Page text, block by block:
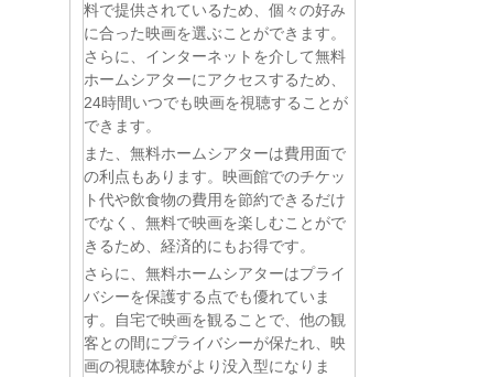
料で提供されているため、個々の好み
に合った映画を選ぶことができます。
さらに、インターネットを介して無料
ホームシアターにアクセスするため、
24時間いつでも映画を視聴することが
できます。
また、無料ホームシアターは費用面で
の利点もあります。映画館でのチケッ
ト代や飲食物の費用を節約できるだけ
でなく、無料で映画を楽しむことがで
きるため、経済的にもお得です。
さらに、無料ホームシアターはプライ
バシーを保護する点でも優れていま
す。自宅で映画を観ることで、他の観
客との間にプライバシーが保たれ、映
画の視聴体験がより没入型になりま